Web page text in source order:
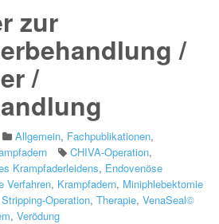
zur
/
/
Allgemein, Fachpublikationen,
CHIVA-Operation,
Krampfaderleidens, Endovenöse
Verfahren, Krampfadern, Miniphlebektomie
Stripping-Operation, Therapie, VenaSeal©
, Verödung